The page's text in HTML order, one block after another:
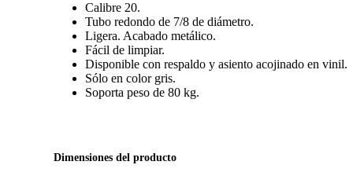
Calibre 20.
Tubo redondo de 7/8 de diámetro.
Ligera. Acabado metálico.
Fácil de limpiar.
Disponible con respaldo y asiento acojinado en vinil.
Sólo en color gris.
Soporta peso de 80 kg.
Dimensiones del producto